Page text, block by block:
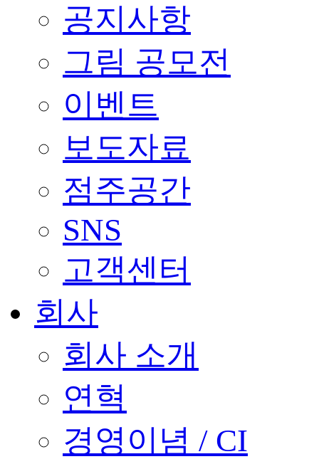
공지사항
그림 공모전
이벤트
보도자료
점주공간
SNS
고객센터
회사
회사 소개
연혁
경영이념 / CI